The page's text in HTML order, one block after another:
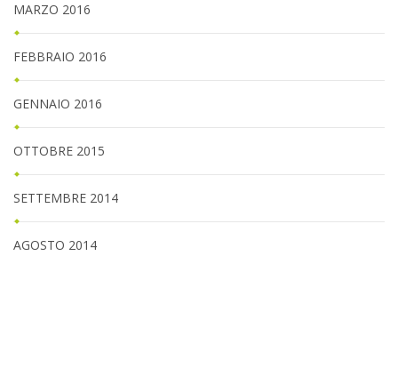
MARZO 2016
FEBBRAIO 2016
GENNAIO 2016
OTTOBRE 2015
SETTEMBRE 2014
AGOSTO 2014